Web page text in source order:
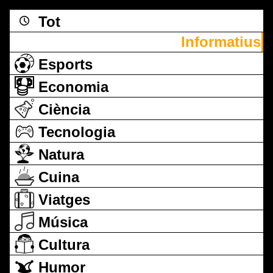
Tot
Informatius
Esports
Economia
Ciència
Tecnologia
Natura
Cuina
Viatges
Música
Cultura
Humor